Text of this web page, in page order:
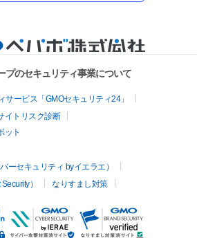
プのセキュリティ事業について
ービス「GMOセキュリティ24」
イトリスク診断
ット
ーセキュリティ byイエラエ）
）
なりすまし対策